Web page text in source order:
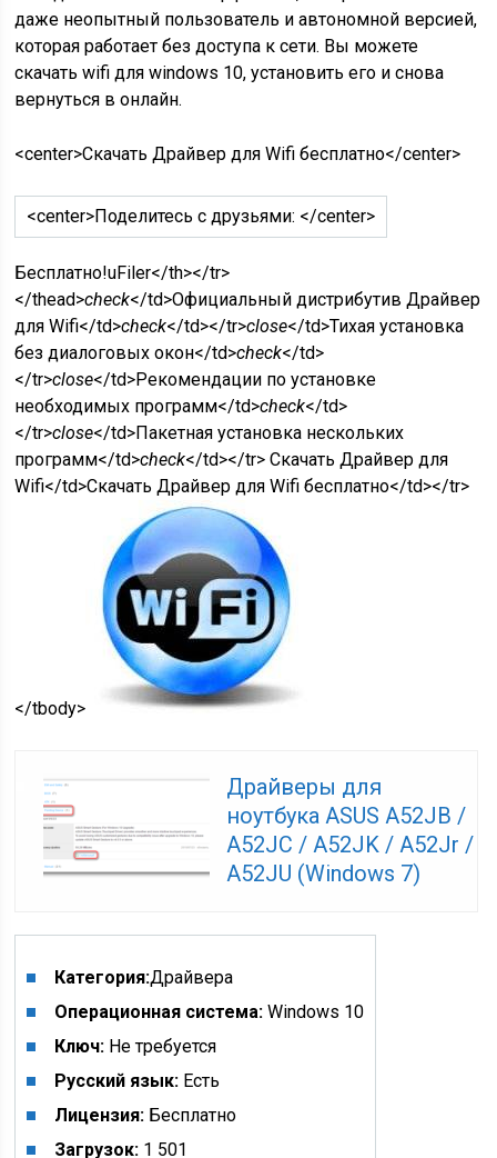
даже неопытный пользователь и автономной версией,
которая работает без доступа к сети. Вы можете
скачать wifi для windows 10, установить его и снова
вернуться в онлайн.
<center>Скачать Драйвер для Wifi бесплатно</center>
<center>Поделитесь с друзьями: </center>
Бесплатно!uFiler</th></tr>
</thead>check</td>Официальный дистрибутив Драйвер
для Wifi</td>check</td></tr>close</td>Тихая установка
без диалоговых окон</td>check</td>
</tr>close</td>Рекомендации по установке
необходимых программ</td>check</td>
</tr>close</td>Пакетная установка нескольких
программ</td>check</td></tr> Скачать Драйвер для
Wifi</td>Скачать Драйвер для Wifi бесплатно</td></tr>
</tbody>
Драйверы для
ноутбука ASUS A52JB /
A52JC / A52JK / A52Jr /
A52JU (Windows 7)
Категория:Драйвера
Операционная система: Windows 10
Ключ: Не требуется
Русский язык: Есть
Лицензия: Бесплатно
Загрузок: 1 501